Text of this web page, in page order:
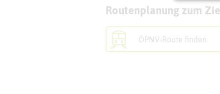
Routenplanung zum
ÖPNV-Route finden